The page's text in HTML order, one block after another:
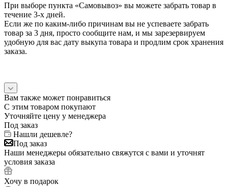
При выборе пункта «Самовывоз» вы можете забрать товар в
течение 3-х дней.
Если же по каким-либо причинам вы не успеваете забрать
товар за 3 дня, просто сообщите нам, и мы зарезервируем
удобную для вас дату выкупа товара и продлим срок хранения
заказа.
Вам также может понравиться
С этим товаром покупают
Уточняйте цену у менеджера
Под заказ
Нашли дешевле?
Под заказ
Наши менеджеры обязательно свяжутся с вами и уточнят
условия заказа
Хочу в подарок